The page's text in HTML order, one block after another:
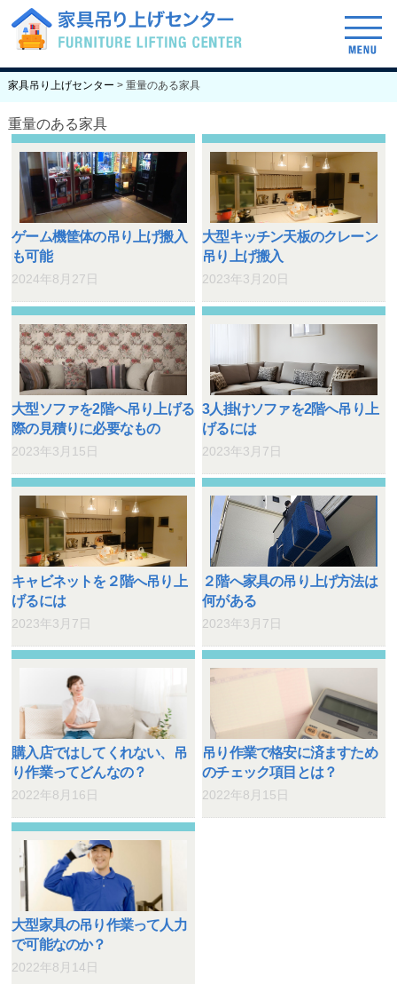
センターについて ご依頼の流れ 料金表
家具吊り上げセンター > 重量のある家具
重量のある家具
ゲーム機筐体の吊り上げ搬入
も可能
2024年8月27日
大型キッチン天板のクレーン
吊り上げ搬入
2023年3月20日
大型ソファを2階へ吊り上げる
際の見積りに必要なもの
2023年3月15日
3人掛けソファを2階へ吊り上
げるには
2023年3月7日
キャビネットを２階へ吊り上
げるには
2023年3月7日
２階へ家具の吊り上げ方法は
何がある
2023年3月7日
購入店ではしてくれない、吊
り作業ってどんなの？
2022年8月16日
吊り作業で格安に済ますため
のチェック項目とは？
2022年8月15日
大型家具の吊り作業って人力
で可能なのか？
2022年8月14日